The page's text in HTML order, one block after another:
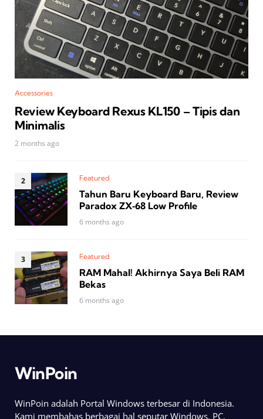
Accessories
Review Keyboard Rexus KL150 – Tipis dan
Minimalis
2 months ago
Featured
Tahun Baru Keyboard Baru, Review
Paradox ZX‑68 Low Profile
6 months ago
Featured
RAM Mahal! Akhirnya Saya Beli RAM
Bekas
6 months ago
WinPoin
WinPoin adalah Portal Windows terbesar di Indonesia.
Kami membahas berbagai hal seputar Windows, PC,